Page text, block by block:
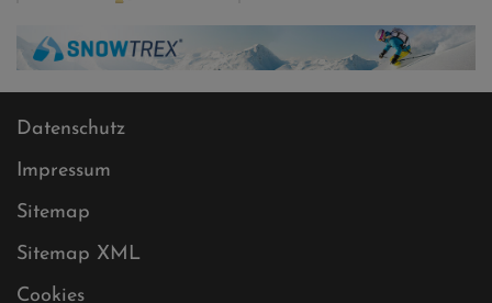
Datenschutz
Impressum
Sitemap